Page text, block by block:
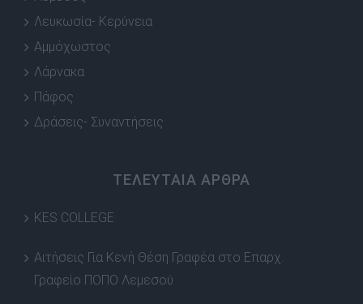
Λευκωσία- Κερύνεια
Αμμόχωστος
Λάρνακα
Πάφος
Δράσεις- Συναντήσεις
ΤΕΛΕΥΤΑΙΑ ΑΡΘΡΑ
KES COLLEGE
Αιτήσεις Για Κενή Θέση Γραφέα στο Επαρχ.
Γραφείο ΠΟΠΟ Λεμεσού